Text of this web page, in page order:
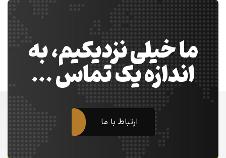
ما خیلی نزدیکیم، به
اندازه یک تماس …
ارتباط با ما